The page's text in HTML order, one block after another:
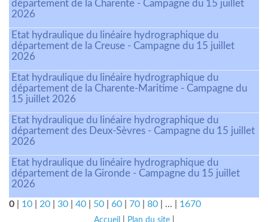
département de la Charente - Campagne du 15 juillet
2026
Etat hydraulique du linéaire hydrographique du
département de la Creuse - Campagne du 15 juillet
2026
Etat hydraulique du linéaire hydrographique du
département de la Charente-Maritime - Campagne du
15 juillet 2026
Etat hydraulique du linéaire hydrographique du
département des Deux-Sèvres - Campagne du 15 juillet
2026
Etat hydraulique du linéaire hydrographique du
département de la Gironde - Campagne du 15 juillet
2026
0 10 20 30 40 50 60 70 80 ... 1670
Accueil Plan du site|